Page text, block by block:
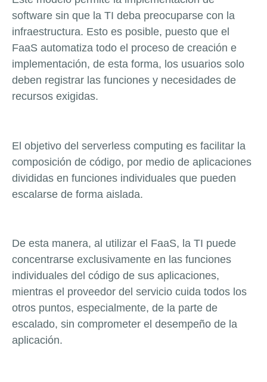
software sin que la TI deba preocuparse con la
infraestructura. Esto es posible, puesto que el
FaaS automatiza todo el proceso de creación e
implementación, de esta forma, los usuarios solo
deben registrar las funciones y necesidades de
recursos exigidas.
El objetivo del serverless computing es facilitar la
composición de código, por medio de aplicaciones
divididas en funciones individuales que pueden
escalarse de forma aislada.
De esta manera, al utilizar el FaaS, la TI puede
concentrarse exclusivamente en las funciones
individuales del código de sus aplicaciones,
mientras el proveedor del servicio cuida todos los
otros puntos, especialmente, de la parte de
escalado, sin comprometer el desempeño de la
aplicación.